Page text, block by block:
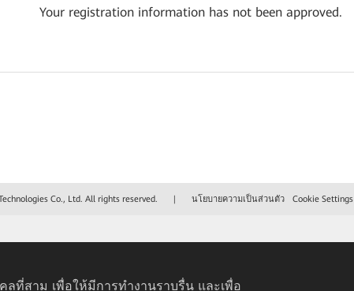
Your registration information has not been approved.
Co., Ltd. All rights reserved. | นโยบายความเป็นส่วนตัว Cookie Settings
ลที่สาม เพื่อให้มีการทำงานราบรื่น และเพื่อ